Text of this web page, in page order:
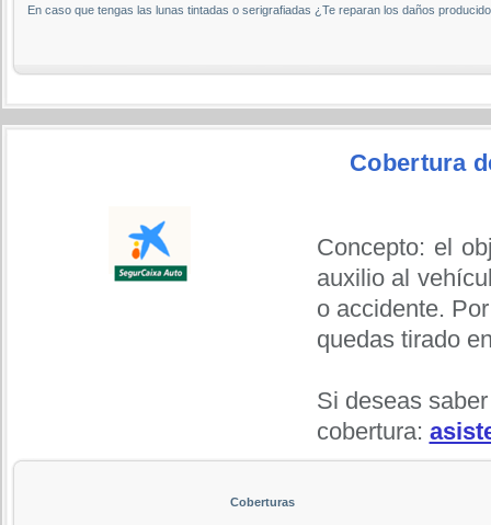
En caso que tengas las lunas tintadas o serigrafiadas ¿Te reparan los daños
Cobertura
Concepto: el
auxilio al
o accidente.
quedas tirado
Si deseas
cobertura:
Coberturas